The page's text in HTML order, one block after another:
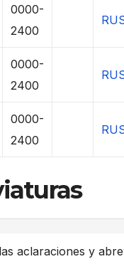
0000-
2400
0000-
2400
0000-
2400
aclaraciones y